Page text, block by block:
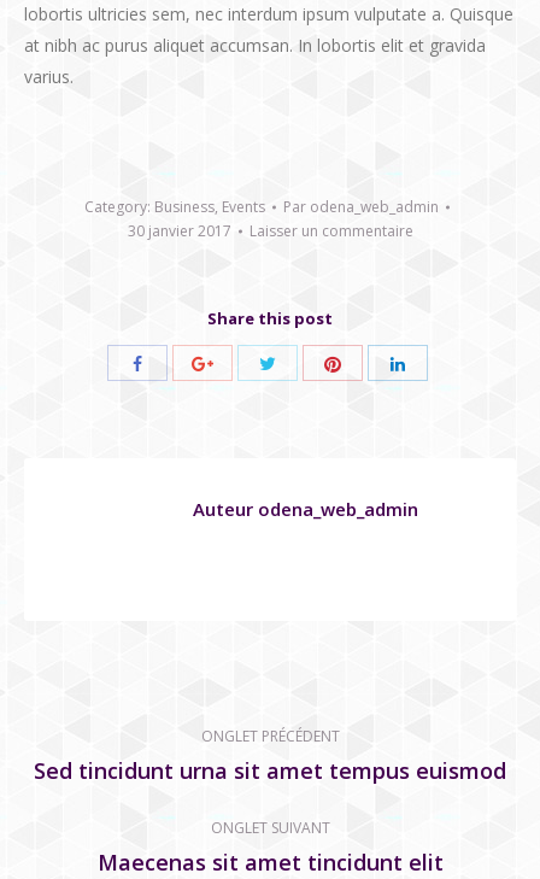
lobortis ultricies sem, nec interdum ipsum vulputate a. Quisque
at nibh ac purus aliquet accumsan. In lobortis elit et gravida
varius.
Category: Business, Events Par odena_web_admin
30 janvier 2017
Laisser un commentaire
Share this post
Share Share
Share
Share
Share
Auteur odena_web_admin
Navigation
de
commentaire
ONGLET PRÉCÉDENT
Onglet
Sed tincidunt urna sit amet tempus euismod
ONGLET SUIVANT
Onglet
Maecenas sit amet tincidunt elit